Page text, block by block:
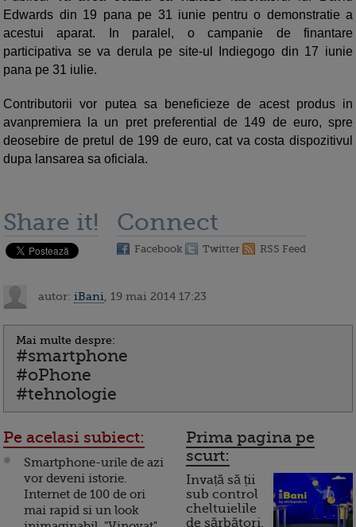
Edwards din 19 pana pe 31 iunie pentru o demonstratie a
acestui aparat. In paralel, o campanie de finantare
participativa se va derula pe site-ul Indiegogo din 17 iunie
pana pe 31 iulie.
Contributorii vor putea sa beneficieze de acest produs in
avanpremiera la un pret preferential de 149 de euro, spre
deosebire de pretul de 199 de euro, cat va costa dispozitivul
dupa lansarea sa oficiala.
Share it! Connect
Facebook Twitter RSS Feed
autor: iBani , 19 mai 2014 17:23
Mai multe despre:
#smartphone
#oPhone
#tehnologie
Pe acelasi subiect:
Smartphone-urile de azi
vor deveni istorie.
Internet de 100 de ori
mai rapid si un look
Prima pagina pe
scurt:
Invață să ții
sub control
cheltuielile
de sărbători.